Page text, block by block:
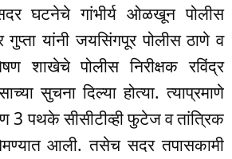
घटनेचे गांभीर्य ओळखून पोलीस
यांनी जयसिंगपूर पोलीस ठाणे व
शाखेचे पोलीस निरीक्षक रविंद्र
सुचना दिल्या होत्या. त्याप्रमाणे
पथके सीसीटीव्ही फुटेज व तांत्रिक
नेमण्यात आली. तसेच सदर तपासकामी